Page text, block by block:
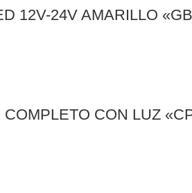
12V-24V AMARILLO
CON LUZ